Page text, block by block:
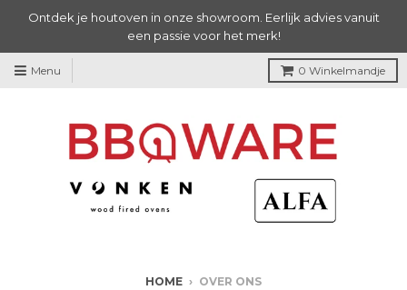
Ontdek je houtoven in onze showroom. Eerlijk advies vanuit
een passie voor het merk!
Menu 0 Winkelmandje
HOME › OVER ONS